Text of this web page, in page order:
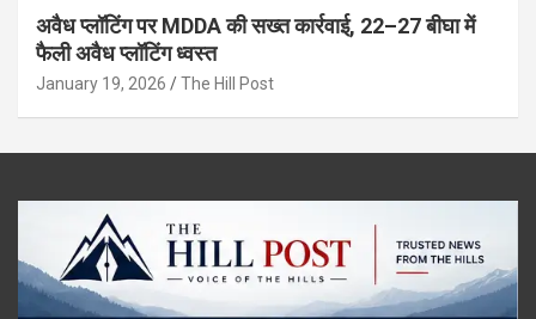
अवैध प्लॉटिंग पर MDDA की सख्त कार्रवाई, 22–27 बीघा में
फैली अवैध प्लॉटिंग ध्वस्त
January 19, 2026 The Hill Post